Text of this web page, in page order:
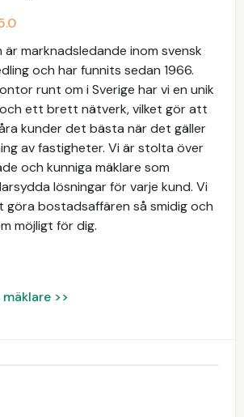
marknadsledande inom svensk
och har funnits sedan 1966.
runt om i Sverige har vi en unik
ett brett nätverk, vilket gör att
kunder det bästa när det gäller
av fastigheter. Vi är stolta över
och kunniga mäklare som
lösningar för varje kund. Vi
bostadsaffären så smidig och
möjligt för dig.
>>